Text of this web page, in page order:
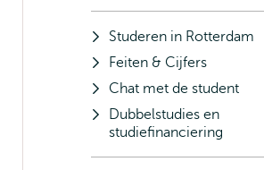
Studeren in Rotterdam
Feiten & Cijfers
Chat met de student
Dubbelstudies en
studiefinanciering